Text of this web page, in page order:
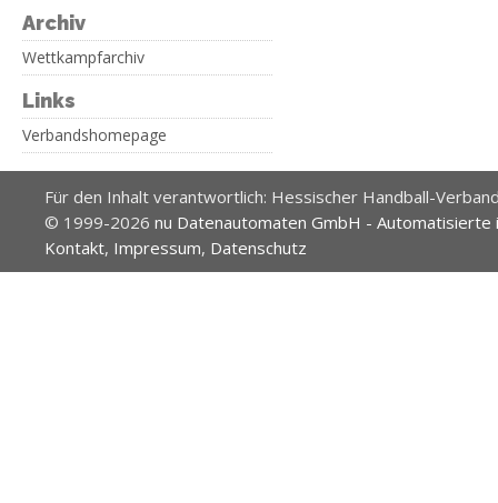
Archiv
Wettkampfarchiv
Links
Verbandshomepage
Für den Inhalt verantwortlich: Hessischer Handball-
© 1999-2026 nu Datenautomaten GmbH -
Kontakt, Impressum, Datenschutz